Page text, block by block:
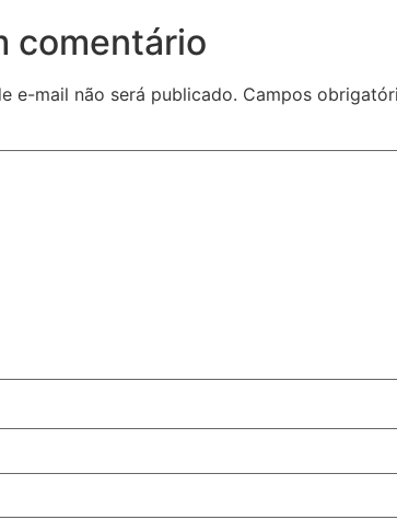
comentário
e-mail não será publicado. Campos